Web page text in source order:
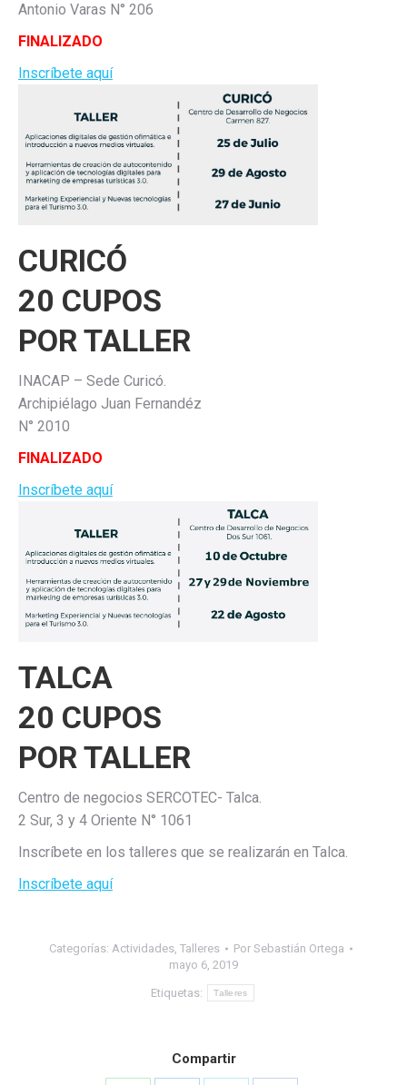
Antonio Varas N° 206
FINALIZADO
Inscríbete aquí
CURICÓ
20 CUPOS
POR TALLER
INACAP – Sede Curicó.
Archipiélago Juan Fernandéz
N° 2010
FINALIZADO
Inscríbete aquí
TALCA
20 CUPOS
POR TALLER
Centro de negocios SERCOTEC- Talca.
2 Sur, 3 y 4 Oriente N° 1061
Inscríbete en los talleres que se realizarán en Talca.
Inscríbete aquí
Categorías: Actividades, Talleres Por Sebastián Ortega
mayo 6, 2019
Etiquetas: Talleres
Compartir